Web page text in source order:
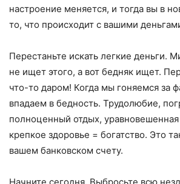
настроение меняется, и тогда вы в
то, что происходит с вашими
Перестаньте искать легкие деньги.
не ищет этого, а вот бедняк ищет.
что-то даром! Когда мы гоняемся за
впадаем в бедность. Трудолюбие,
полноценный отдых, уравновешенная
крепкое здоровье = богатство. Это
вашем банковском счету.